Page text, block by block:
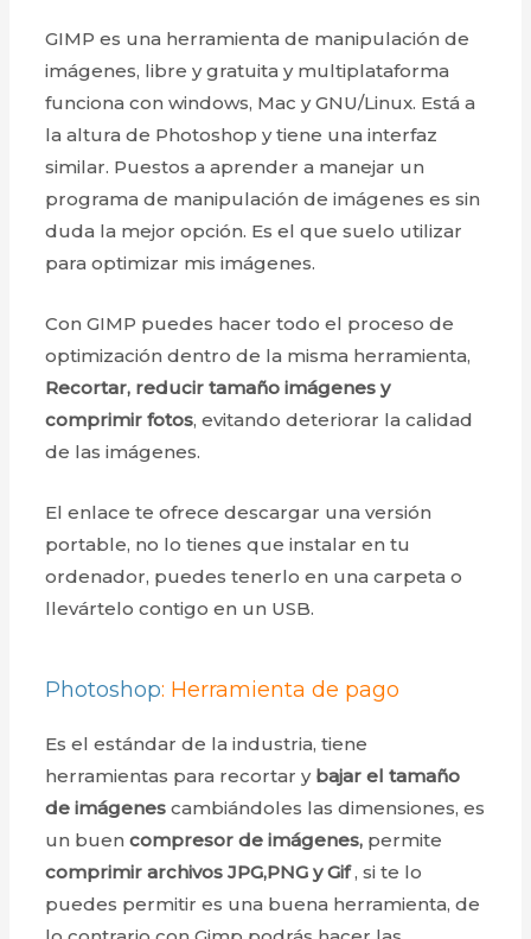
GIMP es una herramienta de manipulación de
imágenes, libre y gratuita y multiplataforma
funciona con windows, Mac y GNU/Linux. Está a
la altura de Photoshop y tiene una interfaz
similar. Puestos a aprender a manejar un
programa de manipulación de imágenes es sin
duda la mejor opción. Es el que suelo utilizar
para optimizar mis imágenes.
Con GIMP puedes hacer todo el proceso de
optimización dentro de la misma herramienta,
Recortar, reducir tamaño imágenes y
comprimir fotos, evitando deteriorar la calidad
de las imágenes.
El enlace te ofrece descargar una versión
portable, no lo tienes que instalar en tu
ordenador, puedes tenerlo en una carpeta o
llevártelo contigo en un USB.
Photoshop: Herramienta de pago
Es el estándar de la industria, tiene
herramientas para recortar y bajar el tamaño
de imágenes cambiándoles las dimensiones, es
un buencompresor de imágenes, permite
comprimir archivos JPG,PNG y Gif, si te lo
puedes permitir es una buena herramienta, de